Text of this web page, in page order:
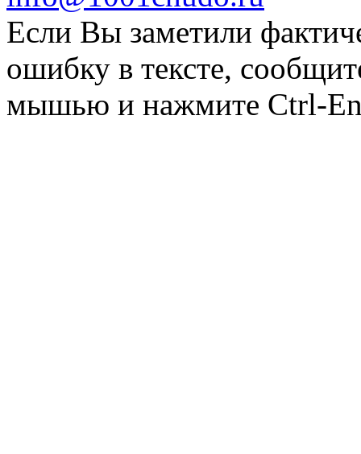
Если Вы заметили
ошибку в тексте,
мышью и нажмите Ctrl-